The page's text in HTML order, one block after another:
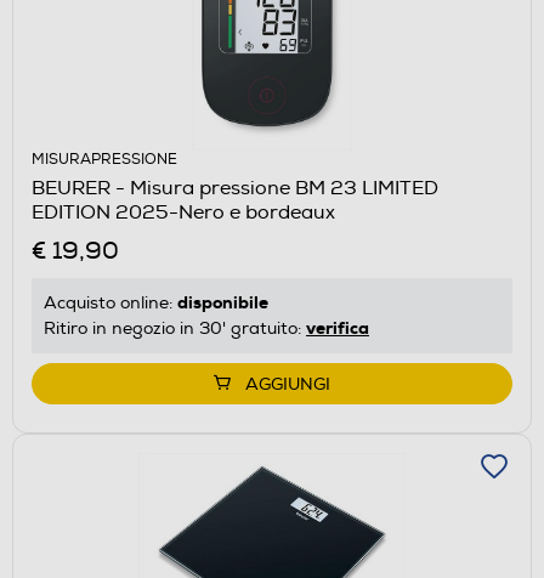
MISURAPRESSIONE
BEURER - Misura pressione BM 23 LIMITED
EDITION 2025-Nero e bordeaux
€ 19,90
Acquisto online: disponibile
Ritiro in negozio in 30' gratuito: verifica
AGGIUNGI